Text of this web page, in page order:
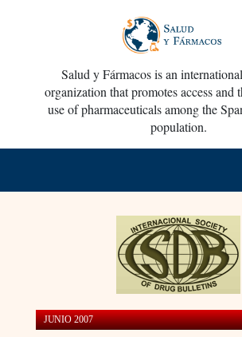
Salud y Fármacos is an
organization that promotes access and
use of pharmaceuticals among the
population.
JUNIO 2007